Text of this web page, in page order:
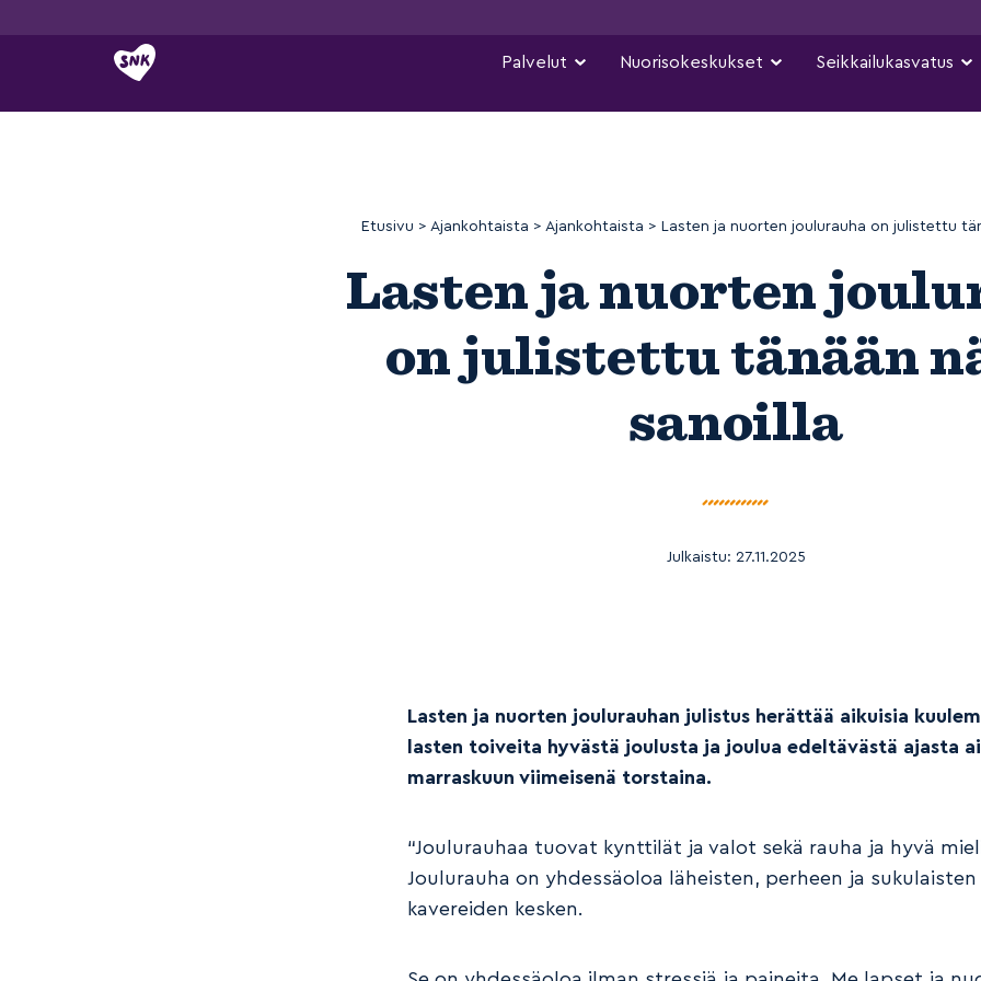
Siirry
Palvelut Nuorisokeskukset Seikkailukasvatus
Etusivu > Ajankohtaista > Ajankohtaista > Lasten ja nuorten joulurauha on julistettu
Lasten ja nuorten
on julistettu tänään
sanoilla
Julkaistu: 27.11.2025
Lasten ja nuorten joulurauhan julistus herättää aikuisia
lasten toiveita hyvästä joulusta ja joulua edeltävästä ajasta
marraskuun viimeisenä torstaina.
“Joulurauhaa tuovat kynttilät ja valot sekä rauha ja hyvä
Joulurauha on yhdessäoloa läheisten, perheen ja sukulaisten
kavereiden kesken.